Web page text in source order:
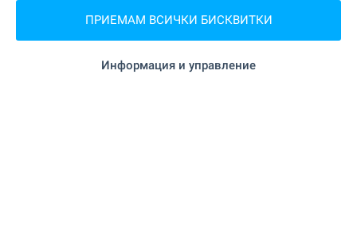
24 м. (1 мин.)
Ресторант "Кръг" на 58 м. (1 мин.)
ПРИЕМАМ ВСИЧКИ БИСКВИТКИ
Информация и управление